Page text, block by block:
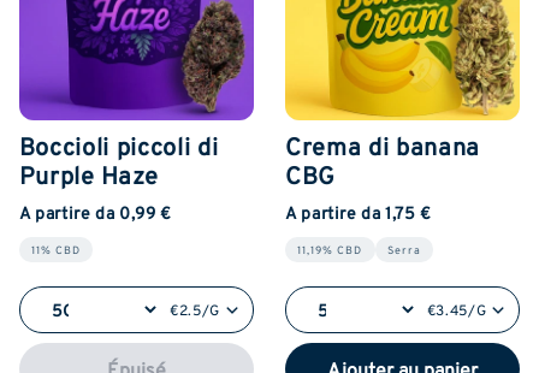
Boccioli piccoli di
Purple Haze
A partire da 0,99 €
11% CBD
€2.5/G
Crema di banana
CBG
A partire da 1,75 €
11,19% CBD Serra
€3.45/G